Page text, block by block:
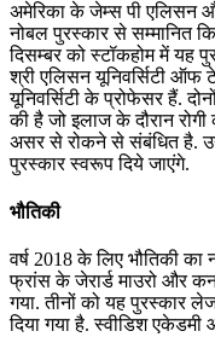
अमेरिका के जेम्स पी एलिसन
नोबल पुरस्कार से सम्मानित
दिसम्बर को स्टॉकहोम में यह
श्री एलिसन यूनिवर्सिटी ऑफ
यूनिवर्सिटी के प्रोफेसर हैं.
की है जो इलाज के दौरान रोगी
असर से रोकने से संबंधित है.
पुरस्कार स्वरूप दिये जाएंगे.
भौतिकी
वर्ष 2018 के लिए भौतिकी
फ्रांस के जेरार्ड माउरो और
गया. तीनों को यह पुरस्कार
दिया गया है. स्वीडिश एकेडमी